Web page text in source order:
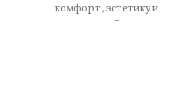
комфорт, эстетику и
практичность. В составе —